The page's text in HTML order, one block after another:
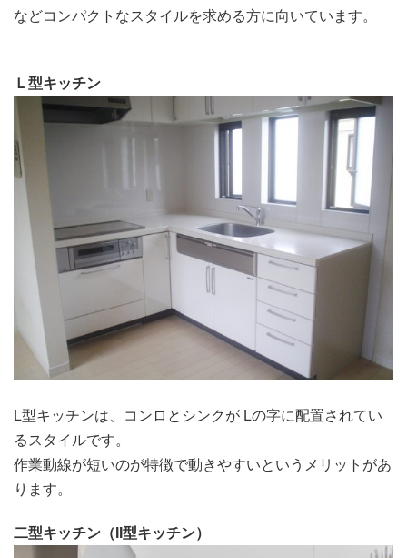
などコンパクトなスタイルを求める方に向いています。
Ｌ型キッチン
L型キッチンは、コンロとシンクが Lの字に配置されてい
るスタイルです。
作業動線が短いのが特徴で動きやすいというメリットがあ
ります。
二型キッチン（II型キッチン）